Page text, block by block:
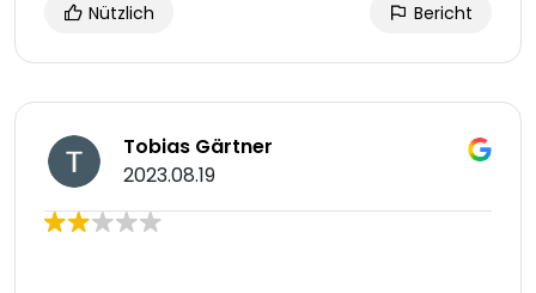
Nützlich Bericht
Tobias Gärtner
2023.08.19